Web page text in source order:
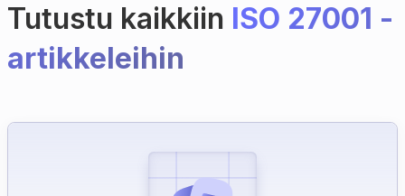
Tutustu kaikkiin ISO 27001 -
artikkeleihin